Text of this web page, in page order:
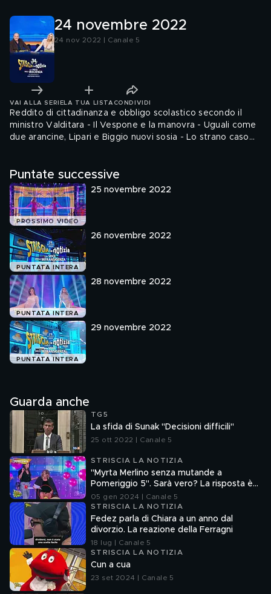
24 novembre 2022
24 nov 2022 | Canale 5
VAI ALLA SERIE LA TUA LISTA CONDIVIDI
Reddito di cittadinanza e obbligo scolastico secondo il
ministro Valditara - Il Vespone e la manovra - Uguali come
due arancine, Lipari e Biggio nuovi sosia - Lo strano caso
manifestazione nazionale contro il governo - Equivoci e
doppi sensi, i cartelli di Militello - Ilary Blasi contro Fabrizio
Corona: la replica punto per punto - Corona rincara la dose
su Ilary Blasi - Aboubakar ...
Puntate successive
PROSSIMO VIDEO
25 novembre 2022
PUNTATA INTERA
26 novembre 2022
PUNTATA INTERA
28 novembre 2022
PUNTATA INTERA
29 novembre 2022
Guarda anche
TG5
La sfida di Sunak "Decisioni difficili"
25 ott 2022 | Canale 5
STRISCIA LA NOTIZIA
"Myrta Merlino senza mutande a
Pomeriggio 5". Sarà vero? La risposta è
nel fuorionda
05 gen 2024 | Canale 5
STRISCIA LA NOTIZIA
Fedez parla di Chiara a un anno dal
divorzio. La reazione della Ferragni
18 lug | Canale 5
STRISCIA LA NOTIZIA
Cun a cua
23 set 2024 | Canale 5